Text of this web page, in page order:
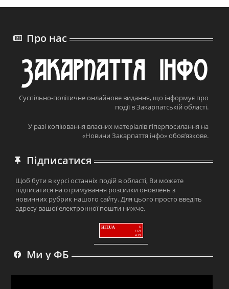
Про нас
Суспільно-політичне онлайнове видання, що інформує про
події в Закарпатській області.
У разі копіювання власних матеріалів гіперпосилання на
«Новини Закарпаття інфо» обов’язкове.
Підписатися
Щоб бути в курсі останніх подій в області, Ви можете
підписатися на отримування розсилки оновлень з
новинних рубрик нашого сайту. Для цього просто введіть
адресу вашої електронної пошти нижче.
HIT.UA
6
169
439
Ми у ФБ